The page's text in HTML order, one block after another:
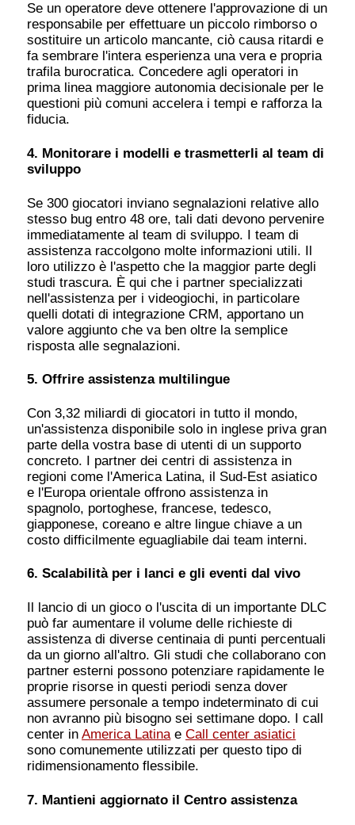
Se un operatore deve ottenere l'approvazione di un
responsabile per effettuare un piccolo rimborso o
sostituire un articolo mancante, ciò causa ritardi e
fa sembrare l'intera esperienza una vera e propria
trafila burocratica. Concedere agli operatori in
prima linea maggiore autonomia decisionale per le
questioni più comuni accelera i tempi e rafforza la
fiducia.
4. Monitorare i modelli e trasmetterli al team di
sviluppo
Se 300 giocatori inviano segnalazioni relative allo
stesso bug entro 48 ore, tali dati devono pervenire
immediatamente al team di sviluppo. I team di
assistenza raccolgono molte informazioni utili. Il
loro utilizzo è l'aspetto che la maggior parte degli
studi trascura. È qui che i partner specializzati
nell'assistenza per i videogiochi, in particolare
quelli dotati di integrazione CRM, apportano un
valore aggiunto che va ben oltre la semplice
risposta alle segnalazioni.
5. Offrire assistenza multilingue
Con 3,32 miliardi di giocatori in tutto il mondo,
un'assistenza disponibile solo in inglese priva gran
parte della vostra base di utenti di un supporto
concreto. I partner dei centri di assistenza in
regioni come l'America Latina, il Sud-Est asiatico
e l'Europa orientale offrono assistenza in
spagnolo, portoghese, francese, tedesco,
giapponese, coreano e altre lingue chiave a un
costo difficilmente eguagliabile dai team interni.
6. Scalabilità per i lanci e gli eventi dal vivo
Il lancio di un gioco o l'uscita di un importante DLC
può far aumentare il volume delle richieste di
assistenza di diverse centinaia di punti percentuali
da un giorno all'altro. Gli studi che collaborano con
partner esterni possono potenziare rapidamente le
proprie risorse in questi periodi senza dover
assumere personale a tempo indeterminato di cui
non avranno più bisogno sei settimane dopo. I call
center inAmerica LatinaeCall center asiatici
sono comunemente utilizzati per questo tipo di
ridimensionamento flessibile.
7. Mantieni aggiornato il Centro assistenza